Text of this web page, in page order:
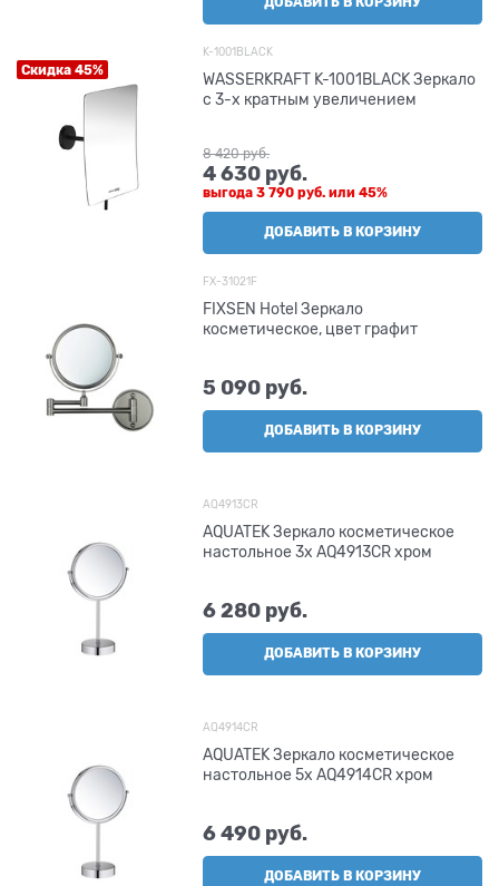
Скидка 45%
K-1001BLACK
WASSERKRAFT K-1001BLACK Зеркало
с 3-х кратным увеличением
8 420 руб.
4 630 руб.
выгода3 790 руб. или45%
ДОБАВИТЬ В КОРЗИНУ
FX-31021F
FIXSEN Hotel Зеркало
косметическое, цвет графит
5 090 руб.
ДОБАВИТЬ В КОРЗИНУ
AQ4913CR
AQUATEK Зеркало косметическое
настольное 3х AQ4913CR хром
6 280 руб.
ДОБАВИТЬ В КОРЗИНУ
AQ4914CR
AQUATEK Зеркало косметическое
настольное 5х AQ4914CR хром
6 490 руб.
ДОБАВИТЬ В КОРЗИНУ